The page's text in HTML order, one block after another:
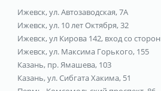
Ижевск, ул. Автозаводская, 7А
Ижевск, ул. 10 лет Октября, 32
Ижевск, ул Кирова 142, вход со
Ижевск, ул. Максима Горького, 155
Казань, пр. Ямашева, 103
Казань, ул. Сибгата Хакима, 51